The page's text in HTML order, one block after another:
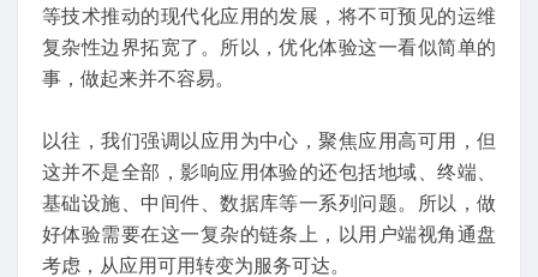
等技术推动的现代化应用的发展，将不可预见的运维
复杂性边界拓宽了。所以，优化体验这一看似简单的
事，做起来并不容易。
以往，我们强调以应用为中心，聚焦应用高可用，但
这并不是全部，影响应用体验的还包括地域、终端、
基础设施、中间件、数据库等一系列问题。所以，做
好体验需要在这一复杂的链条上，以用户端视角通盘
考虑，从应用可用转变为服务可达。